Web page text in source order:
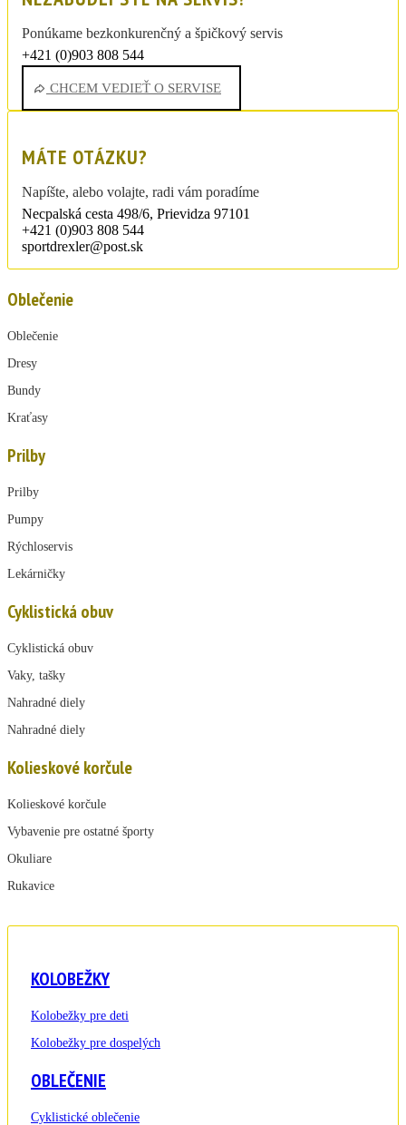
Ponúkame bezkonkurenčný a špičkový servis
+421 (0)903 808 544
sportdrexler@post.sk
CHCEM VEDIEŤ O SERVISE
MÁTE OTÁZKU?
Napíšte, alebo volajte, radi vám poradíme
Necpalská cesta 498/6, Prievidza 97101
+421 (0)903 808 544
sportdrexler@post.sk
Oblečenie
Oblečenie
Dresy
Bundy
Kraťasy
Prilby
Prilby
Pumpy
Rýchloservis
Lekárničky
Cyklistická obuv
Cyklistická obuv
Vaky, tašky
Nahradné diely
Nahradné diely
Kolieskové korčule
Kolieskové korčule
Vybavenie pre ostatné športy
Okuliare
Rukavice
KOLOBEŽKY
Kolobežky pre deti
Kolobežky pre dospelých
OBLEČENIE
Cyklistické oblečenie